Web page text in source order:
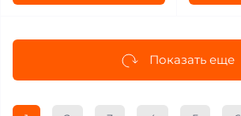
Показать еще